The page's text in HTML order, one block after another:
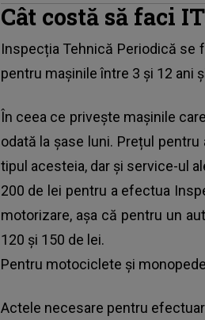
Cât costă să faci
Inspecția Tehnică Periodică se
pentru maşinile între 3 şi 12 ani
În ceea ce privește mașinile
odată la șase luni. Prețul
tipul acesteia, dar și service-ul
200 de lei pentru a efectua
motorizare, așa că pentru un
120 și 150 de lei.
Pentru motociclete și
Actele necesare pentru